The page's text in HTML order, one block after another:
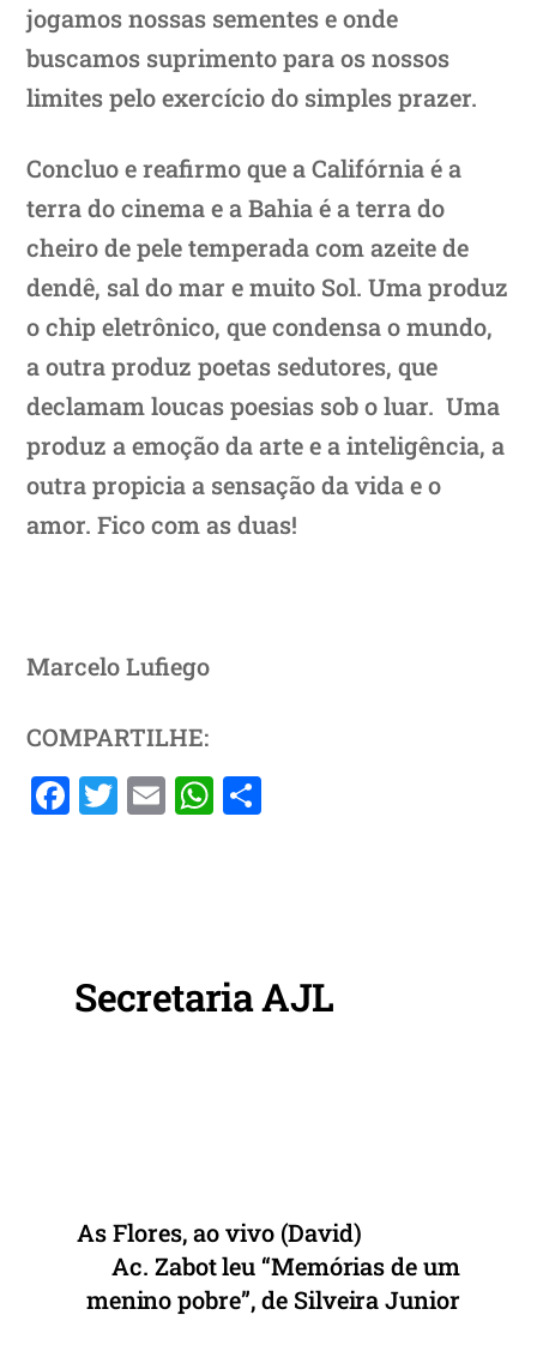
jogamos nossas sementes e onde
buscamos suprimento para os nossos
limites pelo exercício do simples prazer.
Concluo e reafirmo que a Califórnia é a
terra do cinema e a Bahia é a terra do
cheiro de pele temperada com azeite de
dendê, sal do mar e muito Sol. Uma produz
o chip eletrônico, que condensa o mundo,
a outra produz poetas sedutores, que
declamam loucas poesias sob o luar. Uma
produz a emoção da arte e a inteligência, a
outra propicia a sensação da vida e o
amor. Fico com as duas!
Marcelo Lufiego
COMPARTILHE:
F
o
o
T E W
p
p
Secretaria AJL
As Flores, ao vivo (David)
Ac. Zabot leu “Memórias de um
menino pobre”, de Silveira Junior